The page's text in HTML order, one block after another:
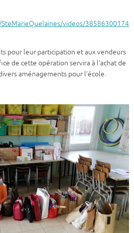
videos/38586300174
pour leur participation et aux vendeurs
de cette opération servira à l’achat de
aménagements pour l’école.